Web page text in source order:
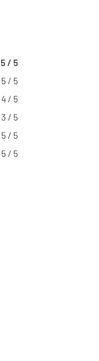
5 / 5
5 / 5
4 / 5
3 / 5
5 / 5
5 / 5